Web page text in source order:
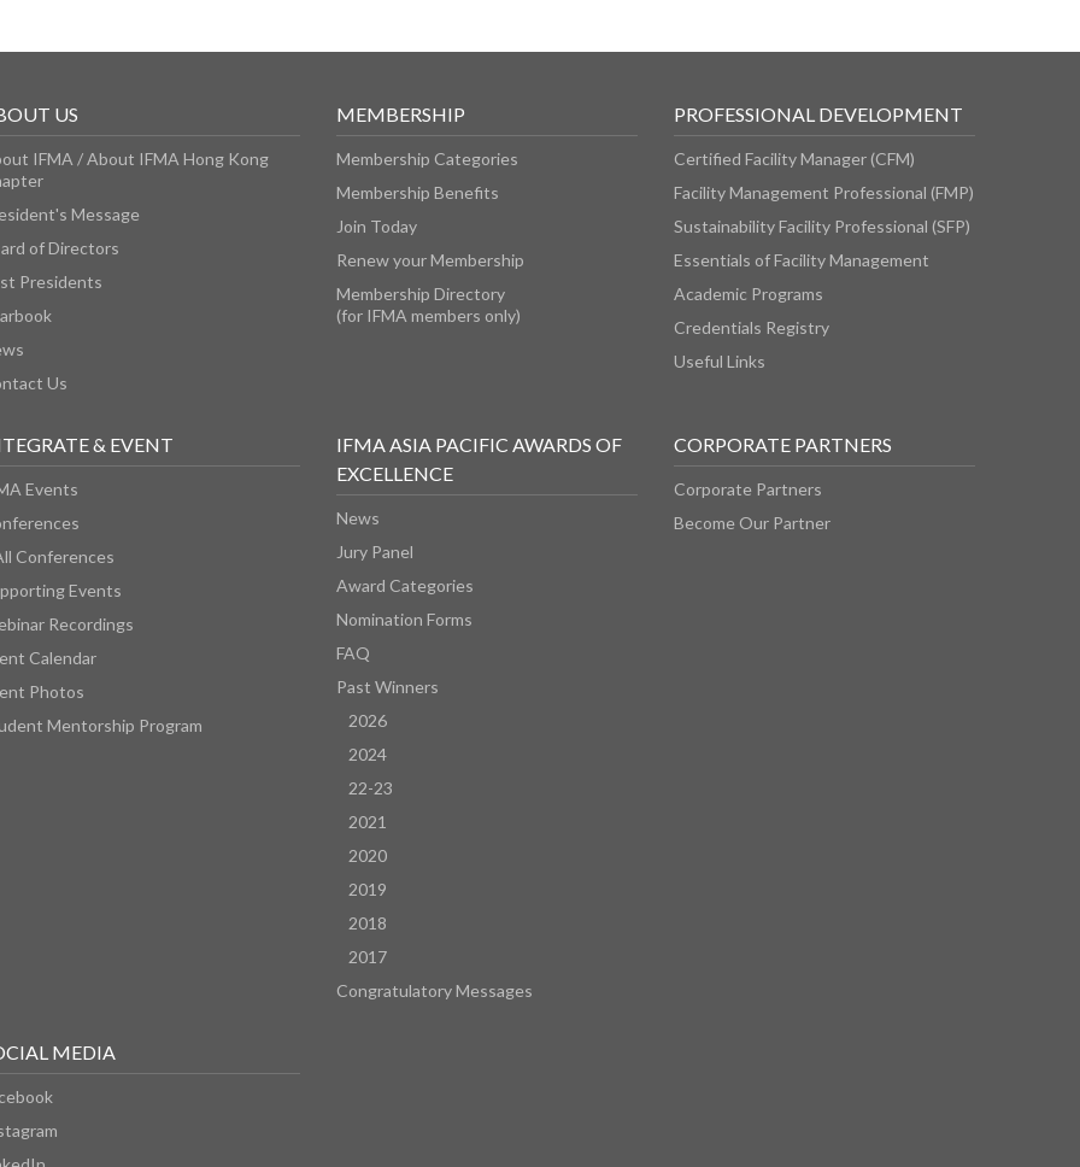
US
IFMA / About IFMA Hong Kong
Message
of Directors
Presidents
Us
MEMBERSHIP
Membership Categories
Membership Benefits
Join Today
Renew your Membership
Membership Directory
(for IFMA members only)
PROFESSIONAL DEVELOPMENT
Certified Facility Manager (CFM)
Facility Management Professional (FMP)
Sustainability Facility Professional (SFP)
Essentials of Facility Management
Academic Programs
Credentials Registry
Useful Links
& EVENT
Events
Conferences
Events
Recordings
Calendar
Photos
Mentorship Program
IFMA ASIA PACIFIC AWARDS OF
EXCELLENCE
News
Jury Panel
Award Categories
Nomination Forms
FAQ
Past Winners
2026
2024
22-23
2021
2020
2019
2018
2017
Congratulatory Messages
CORPORATE PARTNERS
Corporate Partners
Become Our Partner
MEDIA